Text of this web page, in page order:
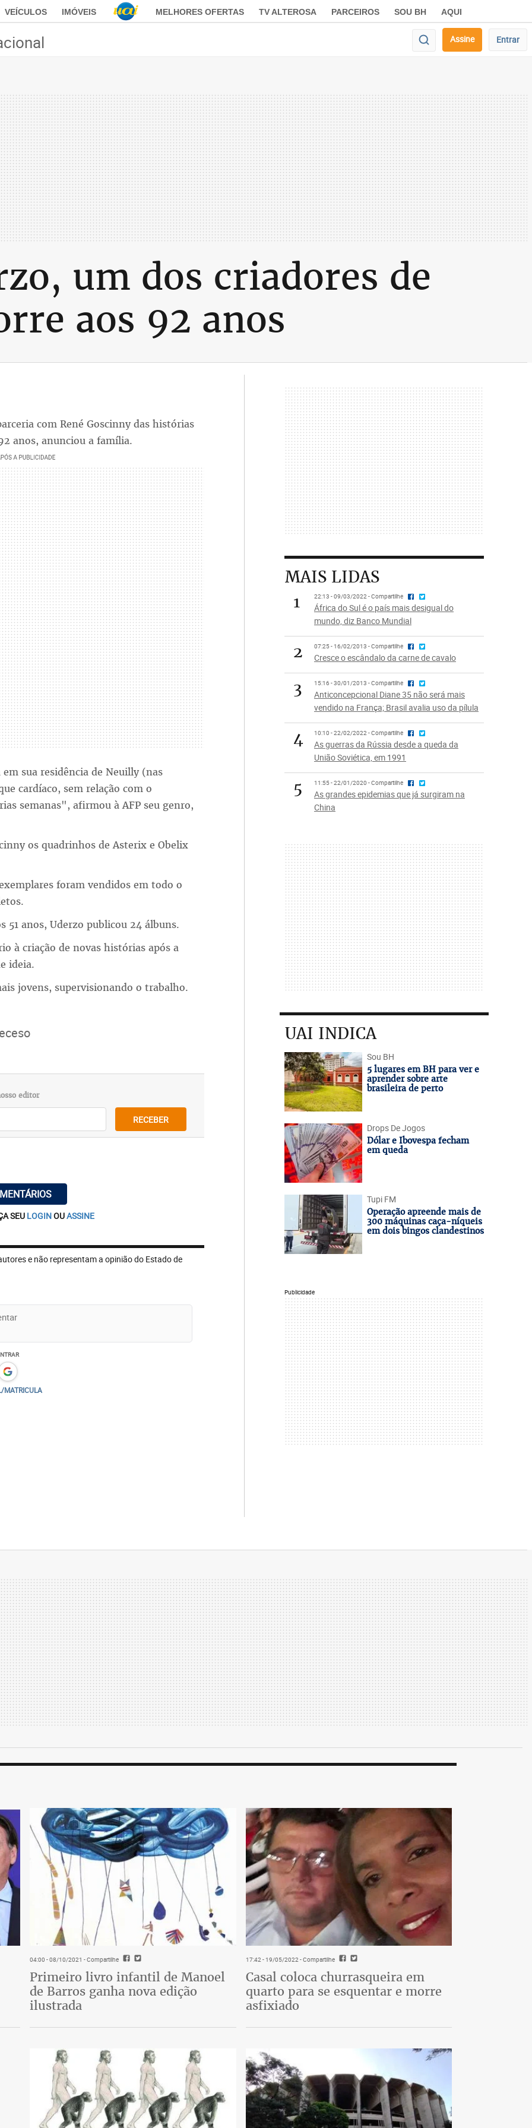
VEÍCULOS IMÓVEIS MELHORES OFERTAS TV ALTEROSA PARCEIROS SOU BH AQUI
Assine Entrar
um dos criadores de
aos 92 anos
com René Goscinny das histórias
anos, anunciou a família.
sua residência de Neuilly (nas
cardíaco, sem relação com o
semanas", afirmou à AFP seu genro,
os quadrinhos de Asterix e Obelix
foram vendidos em todo o
51 anos, Uderzo publicou 24 álbuns.
à criação de novas histórias após a
ideia.
jovens, supervisionando o trabalho.
editor
RECEBER
SEU LOGINOUASSINE
e não representam a opinião do Estado de
MATRICULA
MAIS LIDAS
1
22:13 - 09/03/2022 - Compartilhe
África do Sul é o país mais desigual do
mundo, diz Banco Mundial
2 07:25 - 16/02/2013 - Compartilhe
Cresce o escândalo da carne de cavalo
3 15:16 - 30/01/2013 - Compartilhe
Anticoncepcional Diane 35 não será mais
vendido na França; Brasil avalia uso da pílula
4 10:10 - 22/02/2022 - Compartilhe
As guerras da Rússia desde a queda da
União Soviética, em 1991
5 11:55 - 22/01/2020 - Compartilhe
As grandes epidemias que já surgiram na
China
UAI INDICA
Sou BH
5 lugares em BH para ver e
aprender sobre arte
brasileira de perto
Drops De Jogos
Dólar e Ibovespa fecham
em queda
Tupi FM
Operação apreende mais de
300 máquinas caça-níqueis
em dois bingos clandestinos
Publicidade
04:00 - 08/10/2021 - Compartilhe
Primeiro livro infantil de Manoel
de Barros ganha nova edição
ilustrada
17:42 - 19/05/2022- Compartilhe
Casal coloca churrasqueira em
quarto para se esquentar e morre
asfixiado